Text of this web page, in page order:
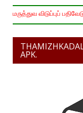
மருத்துவ விடுப்புப்
APK.